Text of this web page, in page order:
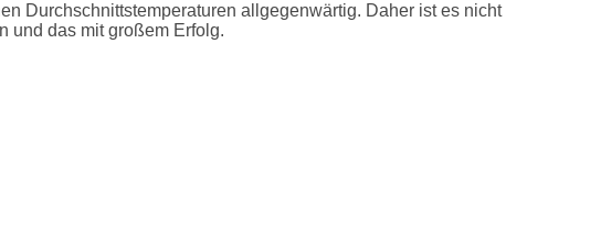
Durchschnittstemperaturen allgegenwärtig. Daher ist es nicht
und das mit großem Erfolg.